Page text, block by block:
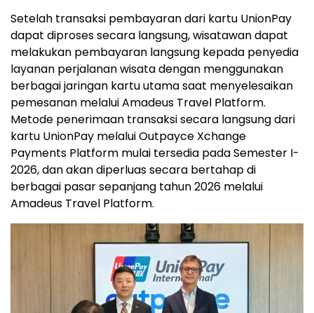
Setelah transaksi pembayaran dari kartu UnionPay
dapat diproses secara langsung, wisatawan dapat
melakukan pembayaran langsung kepada penyedia
layanan perjalanan wisata dengan menggunakan
berbagai jaringan kartu utama saat menyelesaikan
pemesanan melalui Amadeus Travel Platform.
Metode penerimaan transaksi secara langsung dari
kartu UnionPay melalui Outpayce Xchange
Payments Platform mulai tersedia pada Semester I-
2026, dan akan diperluas secara bertahap di
berbagai pasar sepanjang tahun 2026 melalui
Amadeus Travel Platform.